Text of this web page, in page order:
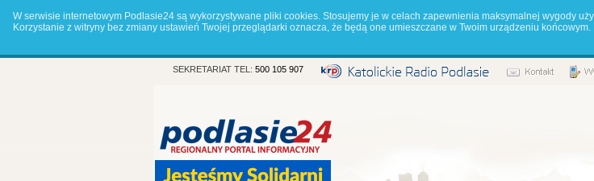
W serwisie internetowym Podlasie24 są wykorzystywane pliki cookies. Stosujemy je w celach zapewnienia maksymalnej wygody
Korzystanie z witryny bez zmiany ustawień Twojej przeglądarki oznacza, że będą one umieszczane w Twoim urządzeniu końcowym.
SEKRETARIAT TEL: 500 105 907